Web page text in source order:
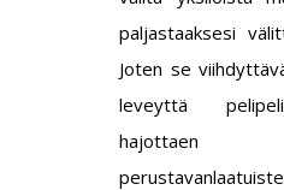
paljastaaksesi
Joten se
leveyttä
hajottaen